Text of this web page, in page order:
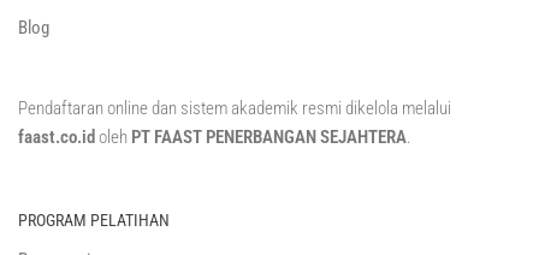
Blog
Pendaftaran online dan sistem akademik resmi dikelola melalui
faast.co.id oleh PT FAAST PENERBANGAN SEJAHTERA.
PROGRAM PELATIHAN